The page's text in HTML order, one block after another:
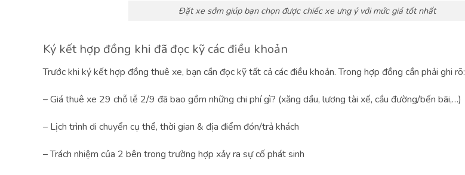
Đặt xe sớm giúp bạn chọn được chiếc xe ưng ý với mức giá tốt nhất
Ký kết hợp đồng khi đã đọc kỹ các điều khoản
Trước khi ký kết hợp đồng thuê xe, bạn cần đọc kỹ tất cả các điều khoản. Trong hợp đồng cần phải ghi rõ:
– Giá thuê xe 29 chỗ lễ 2/9 đã bao gồm những chi phí gì? (xăng dầu, lương tài xế, cầu đường/bến bãi,…)
– Lịch trình di chuyển cụ thể, thời gian & địa điểm đón/trả khách
– Trách nhiệm của 2 bên trong trường hợp xảy ra sự cố phát sinh